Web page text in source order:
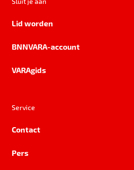
Lid worden
BNNVARA-account
VARAgids
Service
Contact
Pers